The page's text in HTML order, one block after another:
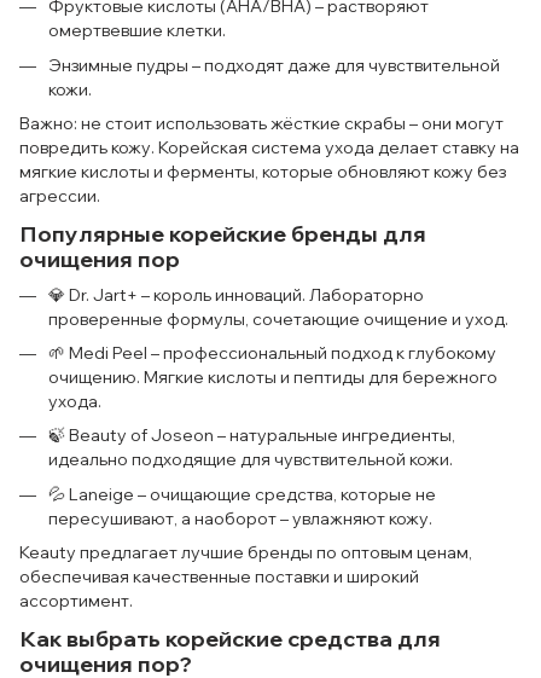
Фруктовые кислоты (AHA/BHA) – растворяют
омертвевшие клетки.
Энзимные пудры – подходят даже для чувствительной
кожи.
Важно: не стоит использовать жёсткие скрабы – они могут
повредить кожу. Корейская система ухода делает ставку на
мягкие кислоты и ферменты, которые обновляют кожу без
агрессии.
Популярные корейские бренды для
очищения пор
💎 Dr. Jart+ – король инноваций. Лабораторно
проверенные формулы, сочетающие очищение и уход.
🌱 Medi Peel – профессиональный подход к глубокому
очищению. Мягкие кислоты и пептиды для бережного
ухода.
🍃 Beauty of Joseon – натуральные ингредиенты,
идеально подходящие для чувствительной кожи.
💦 Laneige – очищающие средства, которые не
пересушивают, а наоборот – увлажняют кожу.
Keauty предлагает лучшие бренды по оптовым ценам,
обеспечивая качественные поставки и широкий
ассортимент.
Как выбрать корейские средства для
очищения пор?